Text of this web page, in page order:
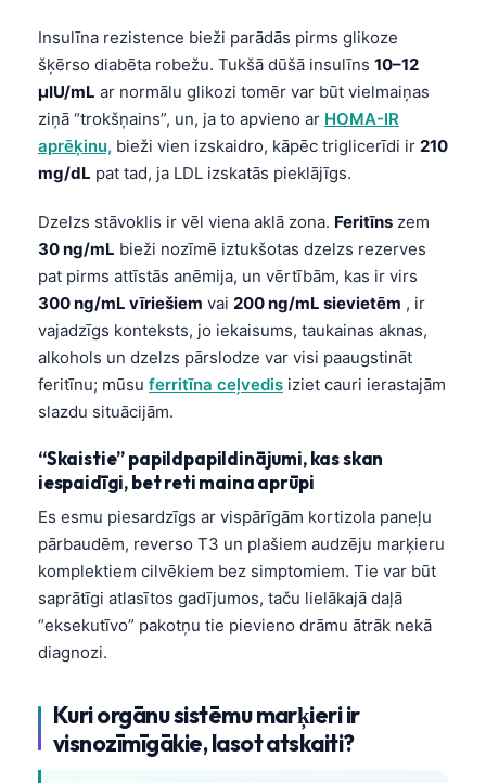
Insulīna rezistence bieži parādās pirms glikoze
šķērso diabēta robežu. Tukšā dūšā insulīns 10–12
μIU/mL ar normālu glikozi tomēr var būt vielmaiņas
ziņā “trokšņains”, un, ja to apvieno ar HOMA-IR
aprēķinu, bieži vien izskaidro, kāpēc triglicerīdi ir 210
mg/dL pat tad, ja LDL izskatās pieklājīgs.
Dzelzs stāvoklis ir vēl viena aklā zona. Feritīns zem
30 ng/mL bieži nozīmē iztukšotas dzelzs rezerves
pat pirms attīstās anēmija, un vērtībām, kas ir virs
300 ng/mL vīriešiem vai 200 ng/mL sievietēm , ir
vajadzīgs konteksts, jo iekaisums, taukainas aknas,
alkohols un dzelzs pārslodze var visi paaugstināt
feritīnu; mūsu ferritīna ceļvedis iziet cauri ierastajām
slazdu situācijām.
“Skaistie” papildpapildinājumi, kas skan
iespaidīgi, bet reti maina aprūpi
Es esmu piesardzīgs ar vispārīgām kortizola paneļu
pārbaudēm, reverso T3 un plašiem audzēju marķieru
komplektiem cilvēkiem bez simptomiem. Tie var būt
saprātīgi atlasītos gadījumos, taču lielākajā daļā
“eksekutīvo” pakotņu tie pievieno drāmu ātrāk nekā
diagnozi.
Kuri orgānu sistēmu marķieri ir
visnozīmīgākie, lasot atskaiti?